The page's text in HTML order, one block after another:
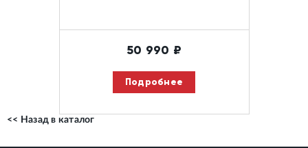
50 990 ₽
Подробнее
<< Назад в каталог